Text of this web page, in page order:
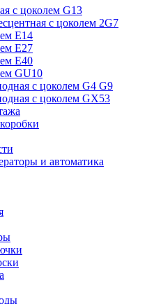
с цоколем G13
с цоколем 2G7
E14
E27
E40
GU10
с цоколем G4 G9
с цоколем GX53
и автоматика